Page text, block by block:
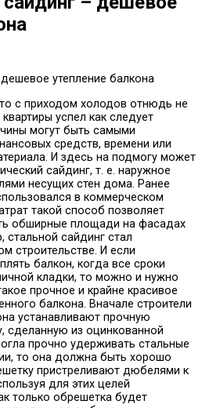
утепление балкона
с приходом холодов отнюдь не
успел как следует
могут быть самыми
средств, времени или
И здесь на подмогу может
сайдинг, т. е. наружное
несущих стен дома. Ранее
в коммерческом
такой способ позволяет
обширные площади на фасадах
стальной сайдинг стал
строительстве. И если
балкон, когда все сроки
кладки, то можно и нужно
прочное и крайне красивое
балкона. Вначале строители
устанавливают прочную
сделанную из оцинкованной
прочно удерживать стальные
то она должна быть хорошо
пристреливают дюбелями к
для этих целей
только обрешетка будет